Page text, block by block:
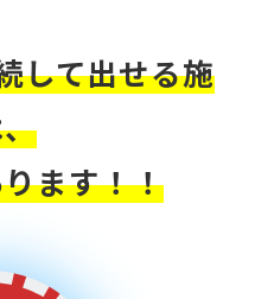
して出せる施
ます！！